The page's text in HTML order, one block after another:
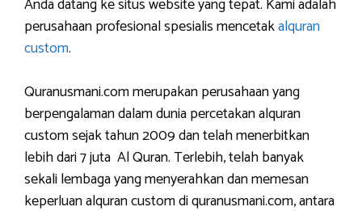
Anda datang ke situs website yang tepat. Kami adalah
perusahaan profesional spesialis mencetakalquran
custom.
Quranusmani.com merupakan perusahaan yang
berpengalaman dalam dunia percetakan alquran
custom sejak tahun 2009 dan telah menerbitkan
lebih dari 7 juta Al Quran. Terlebih, telah banyak
sekali lembaga yang menyerahkan dan memesan
keperluan alquran custom di quranusmani.com, antara